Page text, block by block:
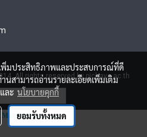
All rights reserved by pichaya.ac.th
นนี้ 281
MakeWebEasy.com
พิ่มประสิทธิภาพและประสบการณ์ที่ดี
นสามารถอ่านรายละเอียดเพิ่มเติม
และ นโยบายคุกกี้
ยอมรับทั้งหมด